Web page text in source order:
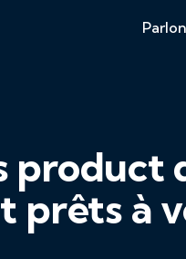
product
prêts à